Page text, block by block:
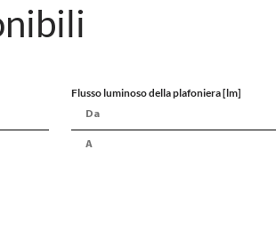
Flusso luminoso della plafoniera [lm]